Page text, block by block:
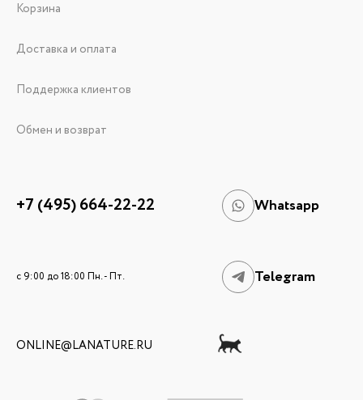
Корзина
Доставка и оплата
Поддержка клиентов
Обмен и возврат
+7 (495) 664-22-22 Whatsapp
c 9:00 до 18:00 Пн. - Пт. Telegram
ONLINE@LANATURE.RU